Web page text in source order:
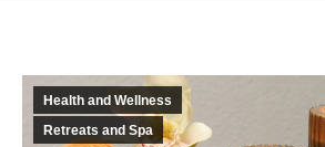
Health and Wellness
Retreats and Spa